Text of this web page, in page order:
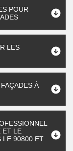
POUR
LES
À
ET LE
LE 90800 ET